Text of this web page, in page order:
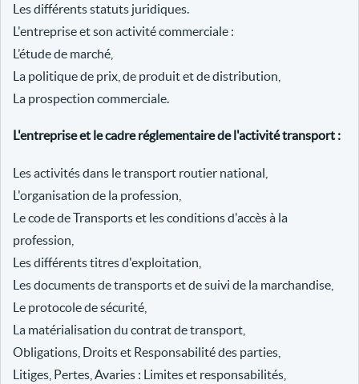
Les différents statuts juridiques.
L'entreprise et son activité commerciale :
L’étude de marché,
La politique de prix, de produit et de distribution,
La prospection commerciale.
L'entreprise et le cadre réglementaire de l'activité transport :
Les activités dans le transport routier national,
L'organisation de la profession,
Le code de Transports et les conditions d'accès à la
profession,
Les différents titres d'exploitation,
Les documents de transports et de suivi de la marchandise,
Le protocole de sécurité,
La matérialisation du contrat de transport,
Obligations, Droits et Responsabilité des parties,
Litiges, Pertes, Avaries : Limites et responsabilités,